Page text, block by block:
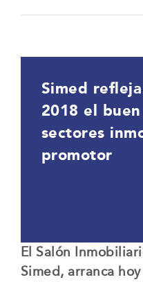
Simed
2018 el
sectores
promotor
El Salón
Simed, arranca